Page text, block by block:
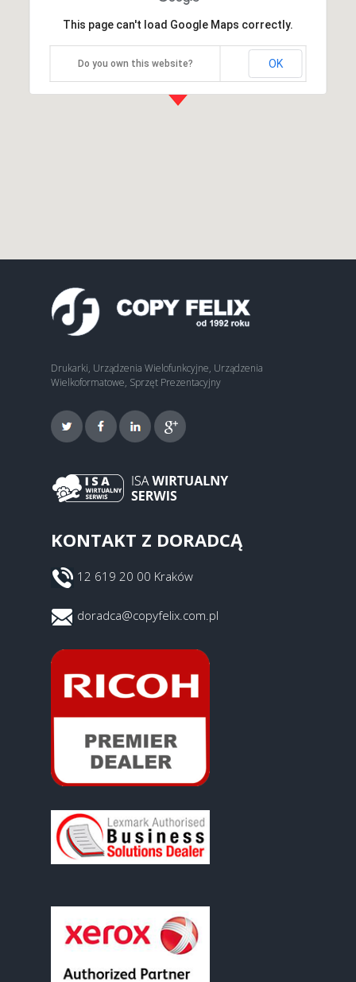
This page can't load Google Maps correctly.
Do you own this website? OK
Drukarki, Urządzenia Wielofunkcyjne, Urządzenia
Wielkoformatowe, Sprzęt Prezentacyjny
KONTAKT Z DORADCĄ
12 619 20 00 Kraków
doradca@copyfelix.com.pl